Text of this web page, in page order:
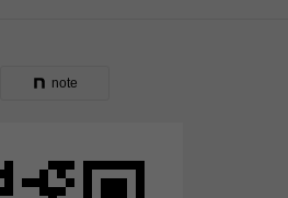
note